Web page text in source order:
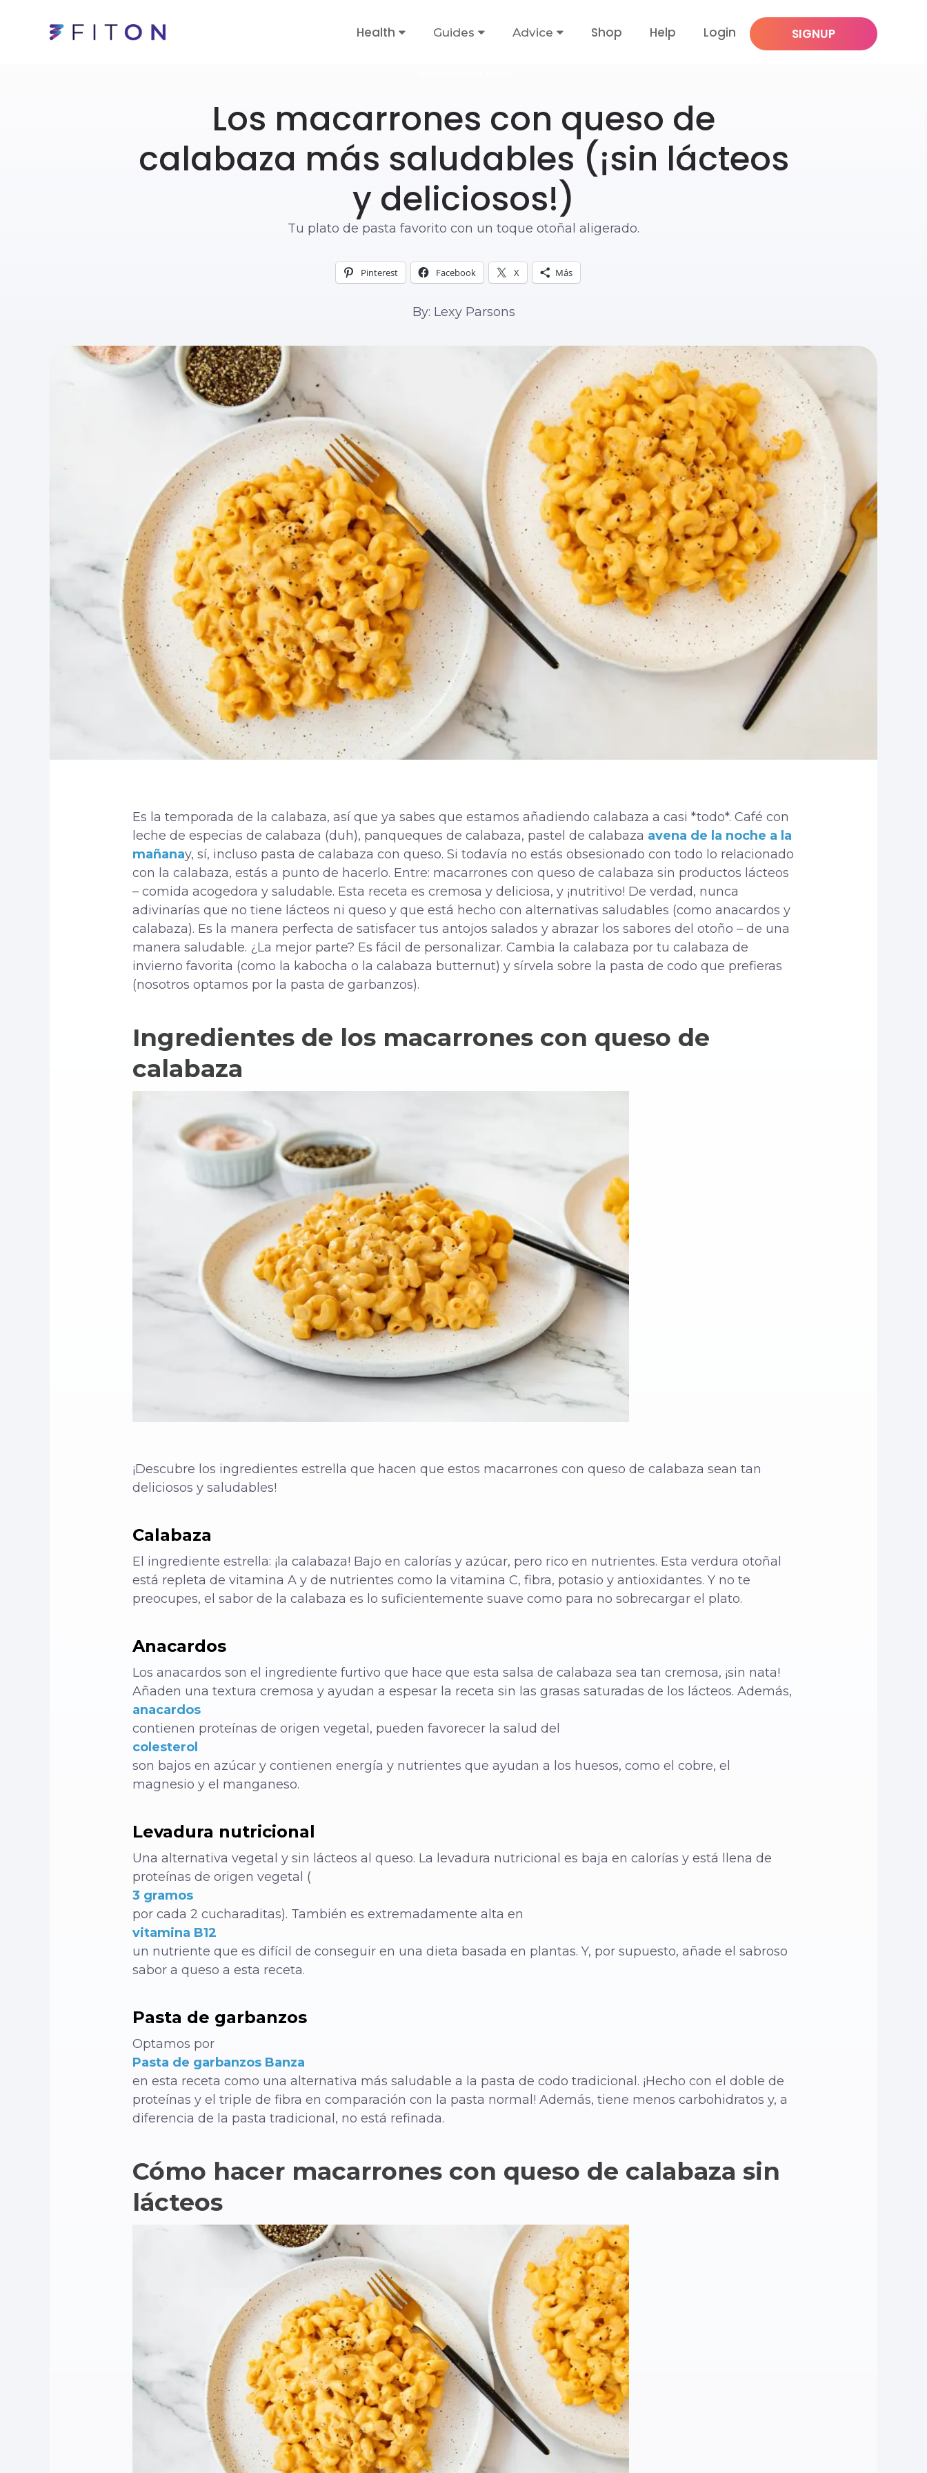
Health Guides Advice Shop Help Login SIGNUP
Los macarrones con queso de
calabaza más saludables (¡sin lácteos
y deliciosos!)
Tu plato de pasta favorito con un toque otoñal aligerado.
Pinterest Facebook X Más
By: Lexy Parsons
Es la temporada de la calabaza, así que ya sabes que estamos añadiendo calabaza a casi *todo*. Café con
leche de especias de calabaza (duh), panqueques de calabaza, pastel de calabaza avena de la noche a la
mañanay, sí, incluso pasta de calabaza con queso. Si todavía no estás obsesionado con todo lo relacionado
con la calabaza, estás a punto de hacerlo. Entre: macarrones con queso de calabaza sin productos lácteos
– comida acogedora y saludable. Esta receta es cremosa y deliciosa, y ¡nutritivo! De verdad, nunca
adivinarías que no tiene lácteos ni queso y que está hecho con alternativas saludables (como anacardos y
calabaza). Es la manera perfecta de satisfacer tus antojos salados y abrazar los sabores del otoño – de una
manera saludable. ¿La mejor parte? Es fácil de personalizar. Cambia la calabaza por tu calabaza de
invierno favorita (como la kabocha o la calabaza butternut) y sírvela sobre la pasta de codo que prefieras
(nosotros optamos por la pasta de garbanzos).
Ingredientes de los macarrones con queso de
calabaza
¡Descubre los ingredientes estrella que hacen que estos macarrones con queso de calabaza sean tan
deliciosos y saludables!
Calabaza
El ingrediente estrella: ¡la calabaza! Bajo en calorías y azúcar, pero rico en nutrientes. Esta verdura otoñal
está repleta de vitamina A y de nutrientes como la vitamina C, fibra, potasio y antioxidantes. Y no te
preocupes, el sabor de la calabaza es lo suficientemente suave como para no sobrecargar el plato.
Anacardos
Los anacardos son el ingrediente furtivo que hace que esta salsa de calabaza sea tan cremosa, ¡sin nata!
Añaden una textura cremosa y ayudan a espesar la receta sin las grasas saturadas de los lácteos. Además,
anacardos
contienen proteínas de origen vegetal, pueden favorecer la salud del
colesterol
son bajos en azúcar y contienen energía y nutrientes que ayudan a los huesos, como el cobre, el
magnesio y el manganeso.
Levadura nutricional
Una alternativa vegetal y sin lácteos al queso. La levadura nutricional es baja en calorías y está llena de
proteínas de origen vegetal (
3 gramos
por cada 2 cucharaditas). También es extremadamente alta en
vitamina B12
un nutriente que es difícil de conseguir en una dieta basada en plantas. Y, por supuesto, añade el sabroso
sabor a queso a esta receta.
Pasta de garbanzos
Optamos por
Pasta de garbanzos Banza
en esta receta como una alternativa más saludable a la pasta de codo tradicional. ¡Hecho con el doble de
proteínas y el triple de fibra en comparación con la pasta normal! Además, tiene menos carbohidratos y, a
diferencia de la pasta tradicional, no está refinada.
Cómo hacer macarrones con queso de calabaza sin
lácteos